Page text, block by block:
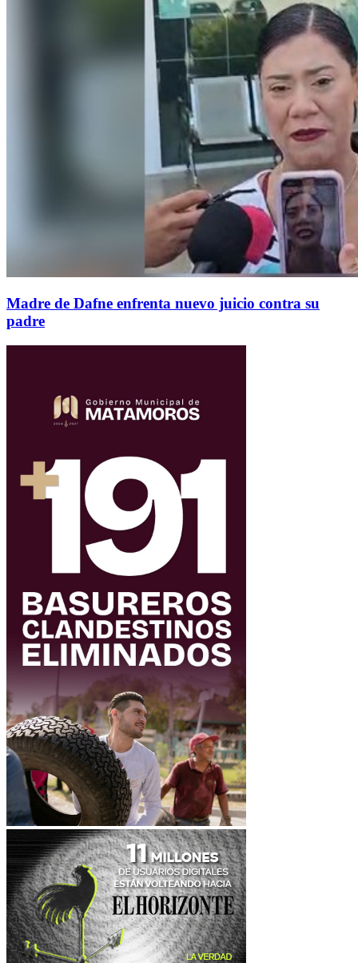
Madre de Dafne enfrenta nuevo juicio contra su
padre